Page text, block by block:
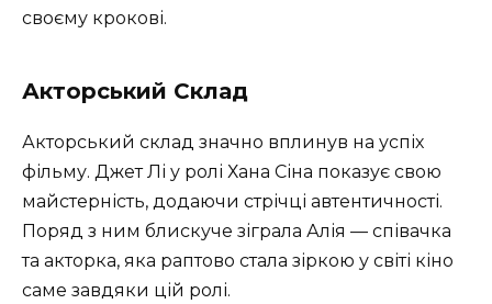
своєму крокові.
Акторський Склад
Акторський склад значно вплинув на успіх
фільму. Джет Лі у ролі Хана Сіна показує свою
майстерність, додаючи стрічці автентичності.
Поряд з ним блискуче зіграла Алія — співачка
та акторка, яка раптово стала зіркою у світі кіно
саме завдяки цій ролі.